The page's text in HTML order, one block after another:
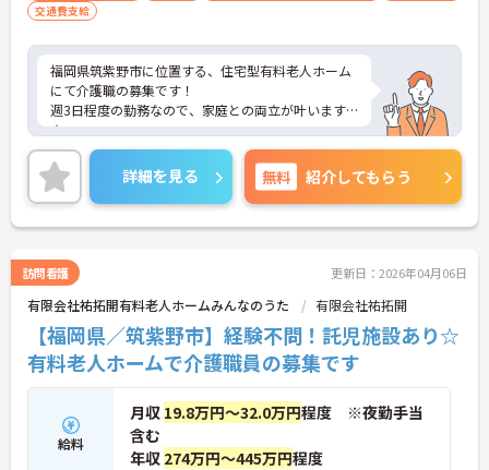
交通費支給
福岡県筑紫野市に位置する、住宅型有料老人ホーム
にて介護職の募集です！
週3日程度の勤務なので、家庭との両立が叶います
☆
また、駅から徒歩10分の立地で、マイカー通勤も可
能なので通勤らくらくです◎
ご興味のある方には、面接対策ポイントなど、さら
に詳細をお話しいたしますのでお気軽にご相談くだ
さい！
詳細を見る 無料 紹介してもらう
訪問看護 更新日：2026年04月06日
有限会社祐拓開有料老人ホームみんなのうた 有限会社祐拓開
【福岡県／筑紫野市】経験不問！託児施設あり☆
有料老人ホームで介護職員の募集です
給料
月収 19.8万円～32.0万円程度 ※夜勤手当
含む
年収 274万円～445万円程度